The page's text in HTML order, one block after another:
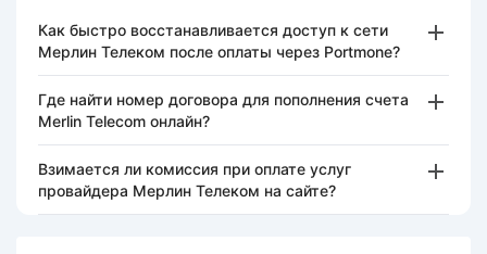
Как быстро восстанавливается доступ к сети
Мерлин Телеком после оплаты через Portmone?
Где найти номер договора для пополнения счета
Merlin Telecom онлайн?
Взимается ли комиссия при оплате услуг
провайдера Мерлин Телеком на сайте?